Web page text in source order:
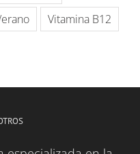
Vitamina B12